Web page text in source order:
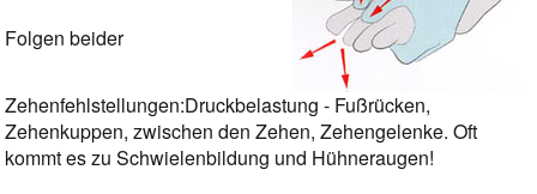
Folgen beider
Zehenfehlstellungen:Druckbelastung - Fußrücken,
Zehenkuppen, zwischen den Zehen, Zehengelenke. Oft
kommt es zu Schwielenbildung und Hühneraugen!